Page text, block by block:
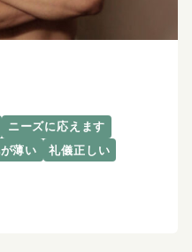
ニーズに応えます
薄い
礼儀正しい